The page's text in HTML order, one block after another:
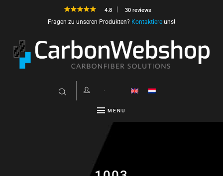
4.8 30 reviews
Fragen zu unseren Produkten? Kontaktiere uns!
MENU